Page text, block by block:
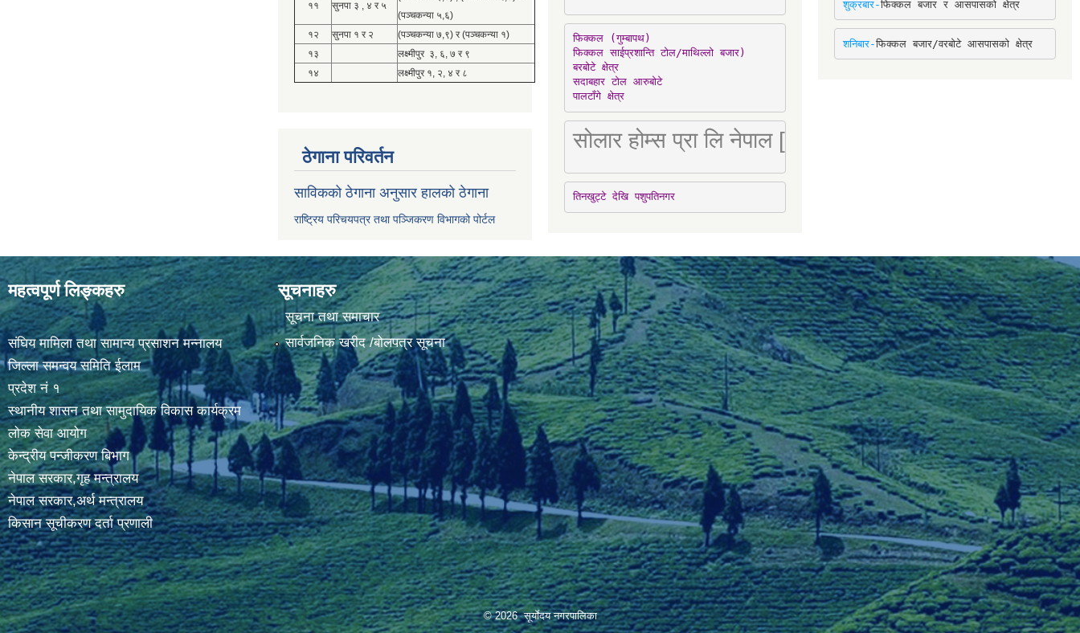
११ सुनपा ३ , ४ र ५
(पञ्चकन्या ५,६)
१२
सुनपा १ र २
(पञ्चकन्या ७,९) र (पञ्चकन्या १)
१३
लक्ष्मीपुर ३, ६, ७ र ९
१४
लक्ष्मीपुर १, २, ४ र ८
ठेगाना परिवर्तन
साविकको ठेगाना अनुसार हालको ठेगाना
राष्ट्रिय परिचयपत्र तथा पञ्जिकरण विभागको पोर्टल
फिक्कल (गुम्बापथ)
फिक्कल साईप्रशान्ति टोल/माथिल्लो बजार)
बरबोटे क्षेत्र
सदाबहार टोल आरुबोटे
पालटाँगे क्षेत्र
सोलार होम्स प्रा लि नेपाल [Mobile : 9851066274]
तिनखुट्टे देखि पशुपतिनगर
शुक्रबार-फिक्कल बजार र आसपासको क्षेत्र
शनिबार-फिक्कल बजार/वरबोटे आसपासको क्षेत्र
महत्वपूर्ण लिङ्कहरु
संघिय मामिला तथा सामान्य प्रसाशन मन्नालय
जिल्ला समन्वय समिति ईलाम
प्रदेश नं १
स्थानीय शासन तथा सामुदायिक विकास कार्यक्रम
लोक सेवा आयोग
केन्द्रीय पन्जीकरण बिभाग
नेपाल सरकार,गृह मन्त्रालय
नेपाल सरकार,अर्थ मन्त्रालय
किसान सूचीकरण दर्ता प्रणाली
सूचनाहरु
सूचना तथा समाचार
सार्वजनिक खरीद /बोलपत्र सूचना
© 2026 सूर्याेदय नगरपालिका